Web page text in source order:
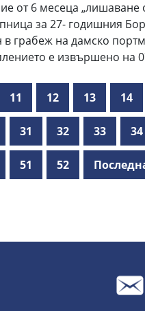
от 6 месеца
за 27- годишния
грабеж на дамско
е извършено на
11 12 13 14
31 32 33 34
51 52